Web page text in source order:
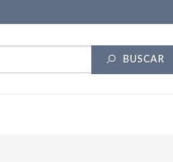
BUSCAR